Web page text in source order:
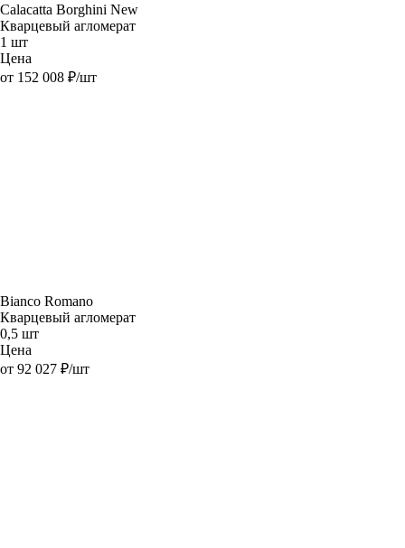
Calacatta Borghini New
Кварцевый агломерат
1 шт
Цена
от 152 008 ₽/шт
Bianco Romano
Кварцевый агломерат
0,5 шт
Цена
от 92 027 ₽/шт